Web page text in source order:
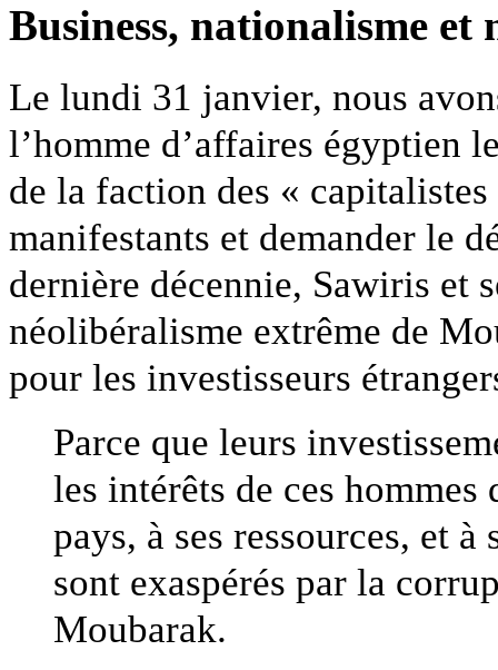
Business, nationalisme et
Le lundi 31 janvier, nous
l’homme d’affaires égyptien
de la faction des «
manifestants et demander le
dernière décennie, Sawiris et
néolibéralisme extrême de
pour les investisseurs
Parce que leurs
les intérêts de ces
pays, à ses ressources, et
sont exaspérés par la
Moubarak.